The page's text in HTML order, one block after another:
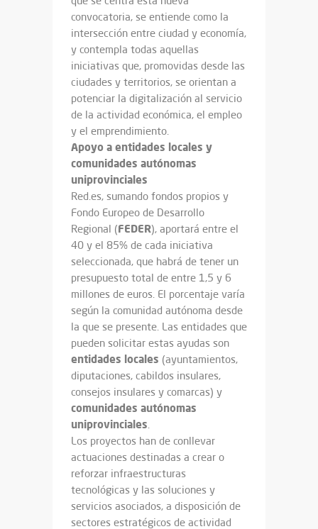
convocatoria, se entiende como la
intersección entre ciudad y economía,
y contempla todas aquellas
iniciativas que, promovidas desde las
ciudades y territorios, se orientan a
potenciar la digitalización al servicio
de la actividad económica, el empleo
y el emprendimiento.
Apoyo a entidades locales y
comunidades autónomas
uniprovinciales
Red.es, sumando fondos propios y
Fondo Europeo de Desarrollo
Regional (FEDER), aportará entre el
40 y el 85% de cada iniciativa
seleccionada, que habrá de tener un
presupuesto total de entre 1,5 y 6
millones de euros. El porcentaje varía
según la comunidad autónoma desde
la que se presente. Las entidades que
pueden solicitar estas ayudas son
entidades locales (ayuntamientos,
diputaciones, cabildos insulares,
consejos insulares y comarcas) y
comunidades autónomas
uniprovinciales
Los proyectos han de conllevar
actuaciones destinadas a crear o
reforzar infraestructuras
tecnológicas y las soluciones y
servicios asociados, a disposición de
sectores estratégicos de actividad